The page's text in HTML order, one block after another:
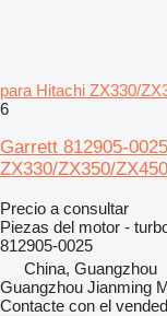
para Hitachi ZX330/
6
Garrett 812905-
ZX330/ZX350/
Precio a consultar
Piezas del motor -
812905-0025
China, Guangzhou
Guangzhou Jianming
Contacte con el